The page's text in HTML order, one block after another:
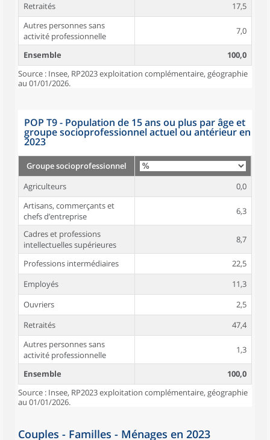
Retraités
17,5
Autres personnes sans
activité professionnelle
7,0
Ensemble
100,0
Source : Insee, RP2023 exploitation complémentaire, géographie
au 01/01/2026.
POP T9 - Population de 15 ans ou plus par âge et
groupe socioprofessionnel actuel ou antérieur en
2023
Groupe socioprofessionnel
Agriculteurs
0,0
Artisans, commerçants et
chefs d’entreprise
6,3
Cadres et professions
intellectuelles supérieures
8,7
Professions intermédiaires
22,5
Employés
11,3
Ouvriers
2,5
Retraités
47,4
Autres personnes sans
activité professionnelle
1,3
Ensemble
100,0
Source : Insee, RP2023 exploitation complémentaire, géographie
au 01/01/2026.
Couples - Familles - Ménages en 2023